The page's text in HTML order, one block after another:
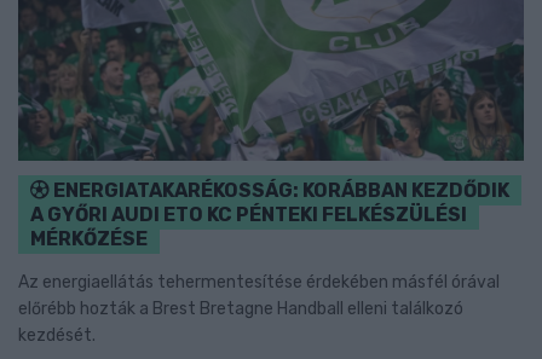
ENERGIATAKARÉKOSSÁG: KORÁBBAN KEZDŐDIK
A GYŐRI AUDI ETO KC PÉNTEKI FELKÉSZÜLÉSI
MÉRKŐZÉSE
Az energiaellátás tehermentesítése érdekében másfél órával
előrébb hozták a Brest Bretagne Handball elleni találkozó
kezdését.